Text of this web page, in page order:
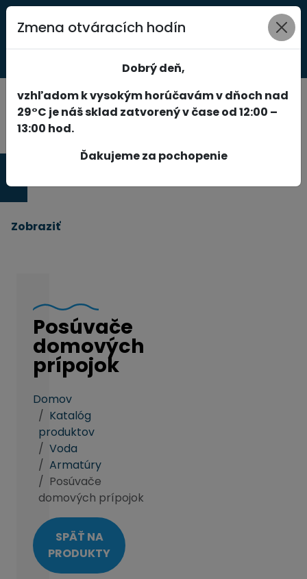
0
Zobraziť
Posúvače
domových
prípojok
Domov
Katalóg
produktov
Voda
Armatúry
Posúvače
domových prípojok
SPÄŤ NA
PRODUKTY
Zmena otváracích hodín
Dobrý deň,
vzhľadom k vysokým horúčavám v dňoch nad
29°C je náš sklad zatvorený v čase od 12:00 –
13:00 hod.
Ďakujeme za pochopenie